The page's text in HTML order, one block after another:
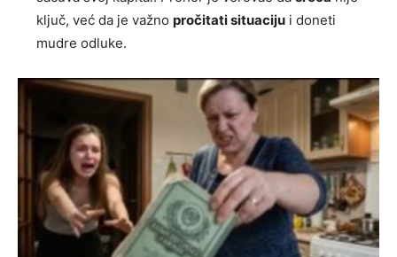
ključ, već da je važno pročitati situaciju i doneti
mudre odluke.